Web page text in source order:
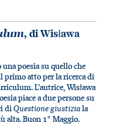
, di Wisława
poesia su quello che
primo atto per la ricerca di
L’autrice, Wisława
piace a due persone su
diQuestione giustiziala
alta. Buon 1° Maggio.